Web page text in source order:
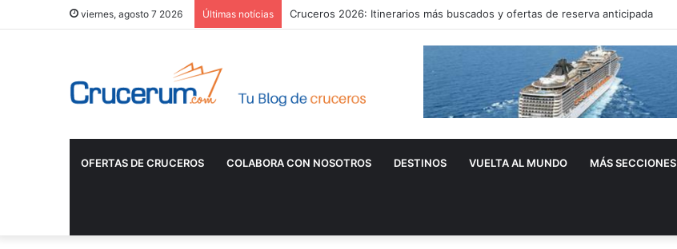
viernes, agosto 7 2026 Últimas notícias Cruceros 2026: Itinerarios más buscados y ofertas de reserva anticipada
OFERTAS DE CRUCEROS COLABORA CON NOSOTROS DESTINOS VUELTA AL MUNDO MÁS SECCIONES